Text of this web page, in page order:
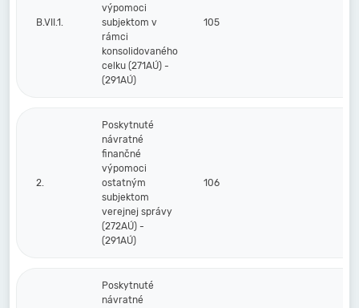
B.VII.1.
výpomoci
subjektom v
rámci
konsolidovaného
celku (271AÚ) -
(291AÚ)
105
2.
Poskytnuté
návratné
finančné
výpomoci
ostatným
subjektom
verejnej správy
(272AÚ) -
(291AÚ)
106
Poskytnuté
návratné